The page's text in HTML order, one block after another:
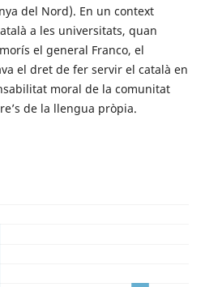
del Nord). En un context
a les universitats, quan
el general Franco, el
el dret de fer servir el català en
moral de la comunitat
de la llengua pròpia.